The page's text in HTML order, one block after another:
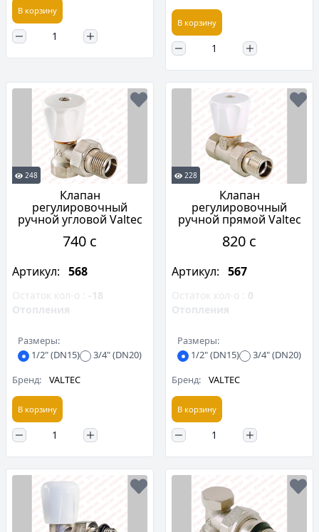
В корзину
В корзину
248
Клапан
регулировочный
ручной угловой Valtec
740 c
Артикул: 568
Остаток кол-о : -18
Отопления
Размеры:
1/2" (DN15)
3/4" (DN20)
Бренд:
VALTEC
В корзину
228
Клапан
регулировочный
ручной прямой Valtec
820 c
Артикул: 567
Остаток кол-о : 0
Отопления
Размеры:
1/2" (DN15)
3/4" (DN20)
Бренд:
VALTEC
В корзину